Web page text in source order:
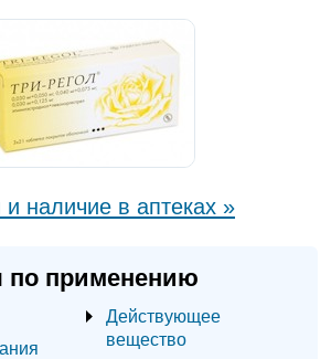
наличие в аптеках »
по применению
Действующее
вещество